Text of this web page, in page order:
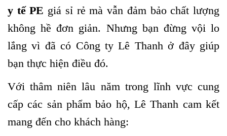
y tế PE giá sỉ rẻ mà vẫn đảm bảo chất lượng
không hề đơn giản. Nhưng bạn đừng vội lo
lắng vì đã có Công ty Lê Thanh ở đây giúp
bạn thực hiện điều đó.
Với thâm niên lâu năm trong lĩnh vực cung
cấp các sản phẩm bảo hộ, Lê Thanh cam kết
mang đến cho khách hàng: